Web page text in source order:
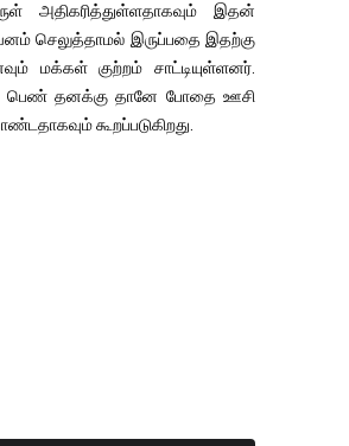
அதிகரித்துள்ளதாகவும் இதன்
செலுத்தாமல் இருப்பதை இதற்கு
மக்கள் குற்றம் சாட்டியுள்ளனர்.
பெண் தனக்கு தானே போதை ஊசி
கூறப்படுகிறது.